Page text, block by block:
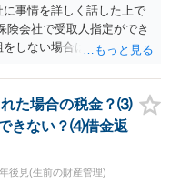
事情を詳しく話した上で
険会社で受取人指定ができ
しない場合は遺言で対応
した後の扱いが異なりま
になるのであればお子さん
約款上で受取人死亡の場合
ので，かなり詳しい内容を
切なアドバイスが難しい
かもしれません。
た場合の税金？⑶
きない？⑷借金返
後見(生前の財産管理)